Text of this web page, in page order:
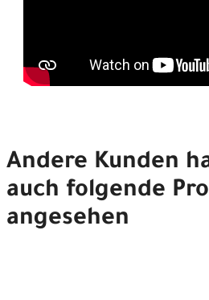
Andere Kunden
auch folgende
angesehen